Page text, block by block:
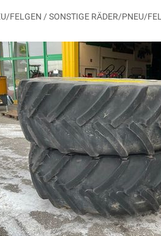
FELGEN / SONSTIGE RÄDER/PNEU/